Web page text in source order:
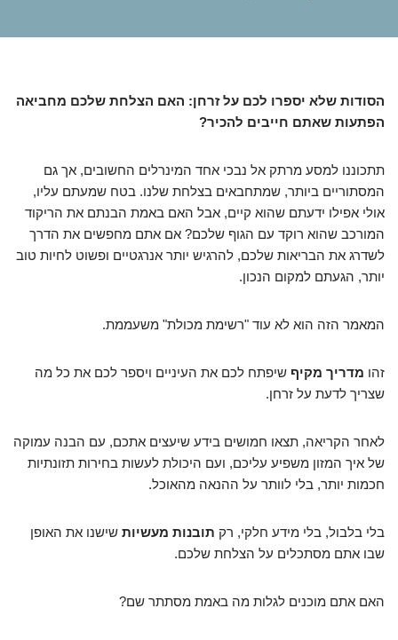
הסודות שלא יספרו לכם על זרחן: האם הצלחת שלכם מחביאה
הפתעות שאתם חייבים להכיר?
תתכוננו למסע מרתק אל נבכי אחד המינרלים החשובים, אך גם
המסתוריים ביותר, שמתחבאים בצלחת שלנו. בטח שמעתם עליו,
אולי אפילו ידעתם שהוא קיים, אבל האם באמת הבנתם את הריקוד
המורכב שהוא רוקד עם הגוף שלכם? אם אתם מחפשים את הדרך
לשדרג את הבריאות שלכם, להרגיש יותר אנרגטיים ופשוט לחיות טוב
יותר, הגעתם למקום הנכון.
המאמר הזה הוא לא עוד "רשימת מכולת" משעממת.
זהו מדריך מקיף שיפתח לכם את העיניים ויספר לכם את כל מה
שצריך לדעת על זרחן.
לאחר הקריאה, תצאו חמושים בידע שיעצים אתכם, עם הבנה עמוקה
של איך המזון משפיע עליכם, ועם היכולת לעשות בחירות תזונתיות
חכמות יותר, בלי לוותר על ההנאה מהאוכל.
בלי בלבול, בלי מידע חלקי, רק תובנות מעשיות שישנו את האופן
שבו אתם מסתכלים על הצלחת שלכם.
האם אתם מוכנים לגלות מה באמת מסתתר שם?